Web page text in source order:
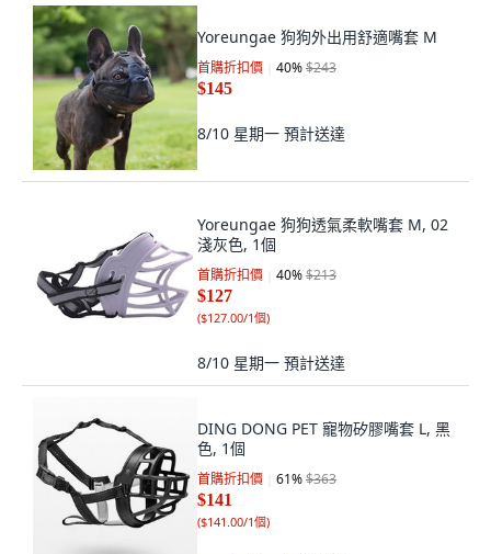
Yoreungae 狗狗外出用舒適嘴套 M
首購折扣價 40%$243
$145
8/10 星期一 預計送達
Yoreungae 狗狗透氣柔軟嘴套 M, 02
淺灰色, 1個
首購折扣價 40%$213
$127
($127.00/1個)
8/10 星期一 預計送達
DING DONG PET 寵物矽膠嘴套 L, 黑
色, 1個
首購折扣價 61%$363
$141
($141.00/1個)